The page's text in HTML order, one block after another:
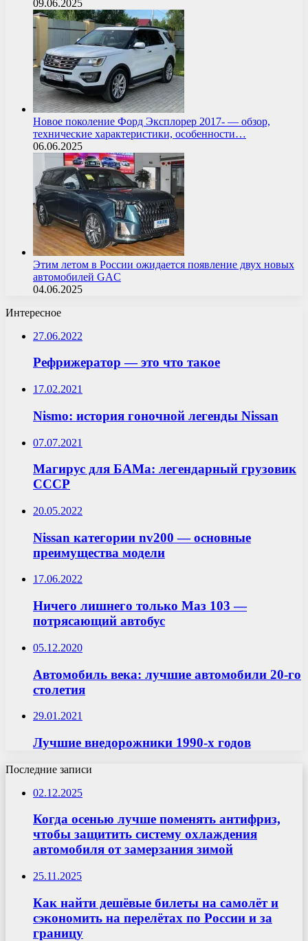
09.06.2025
Новое поколение Форд Эксплорер 2017- — обзор,
технические характеристики, особенности…
06.06.2025
Этим летом в России ожидается появление двух новых
автомобилей GAC
04.06.2025
Интересное
27.06.2022
Рефрижератор — это что такое
17.02.2021
Nismo: история гоночной легенды Nissan
07.07.2021
Магирус для БАМа: легендарный грузовик
СССР
20.05.2022
Nissan категории nv200 — основные
преимущества модели
17.06.2022
Ничего лишнего только Маз 103 —
потрясающий автобус
05.12.2020
Автомобиль века: лучшие автомобили 20-го
столетия
29.01.2021
Лучшие внедорожники 1990-х годов
Последние записи
02.12.2025
Когда осенью лучше поменять антифриз,
чтобы защитить систему охлаждения
автомобиля от замерзания зимой
25.11.2025
Как найти дешёвые билеты на самолёт и
сэкономить на перелётах по России и за
границу